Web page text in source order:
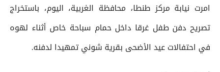
امرت نيابة مركز طنطا، محافظة الغربية، اليوم، باستخراج
تصريح دفن طفل غرقا داخل حمام سباحة خاص أثناء لهوه
في احتفالات عيد الأضحى بقرية شوني تمهيدا لدفنه.